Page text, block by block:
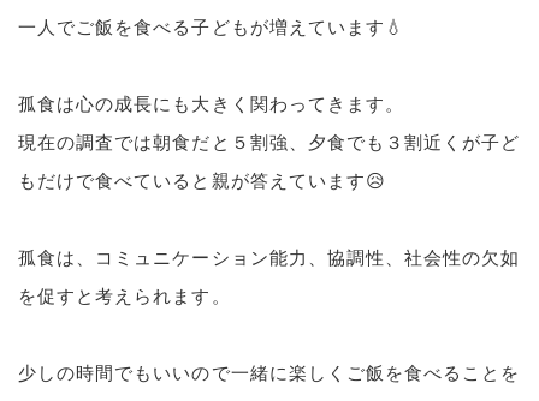
一人でご飯を食べる子どもが増えています💧
孤食は心の成長にも大きく関わってきます。
現在の調査では朝食だと５割強、夕食でも３割近くが子ど
もだけで食べていると親が答えています😥
孤食は、コミュニケーション能力、協調性、社会性の欠如
を促すと考えられます。
少しの時間でもいいので一緒に楽しくご飯を食べることを